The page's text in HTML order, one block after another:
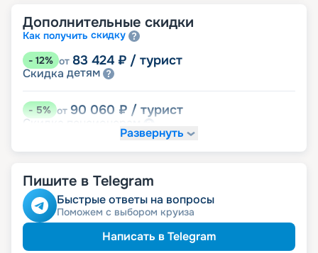
Дополнительные скидки
Как получить скидку
- 12% от 83 424 ₽ / турист
Скидка детям
-5% от 90 060 ₽ / турист
Скидка
именинникамРазвернуть
Пишите в Telegram
Быстрые ответы на вопросы
Поможем с выбором круиза
Написать в Telegram